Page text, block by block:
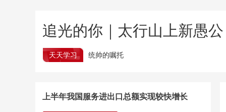
追光的你｜太行山上新愚公
天天学习 统帅的嘱托
上半年我国服务进出口总额实现较快增长